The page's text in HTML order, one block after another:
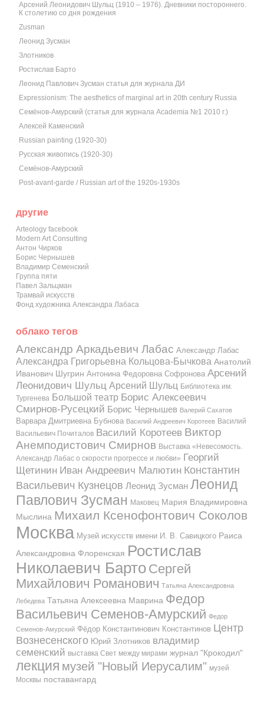
Арсений Леонидович Шульц (1910 – 1976). Дневники постороннего.
К столетию со дня рождения
Zusman
Леонид Зусман
Злотников
Ростислав Барто
Леонид Павлович Зусман статья для журнала ДИ
Expressionism: The aesthetics of marginal art in 20th century Russia
Семёнов-Амурский (статья для журнала Academia №1 2010 г.)
Алексей Каменский
Russian painting (1920-30)
Русская живопись (1920-30)
Семёнов-Амурский
Post-avant-garde / Russian art of the 1920s-1930s
другие
Arteology facebook
Modern Art Consulting
Антон Чирков
Борис Чернышев
Владимир Семенский
Группа пяти
Павел Зальцман
Трамвай искусств
Фонд художника Александра Лабаса
облако тегов
Александр Аркадьевич Лабас Александр Лабас
Александра Григорьевна Кольцова-Бычкова Анатолий
Иванович Шугрин Антонина Федоровна Софронова Арсений
Леонидович Шульц Арсений Шульц Библиотека им.
Тургенева Большой театр Борис Алексеевич
Смирнов-Русецкий Борис Чернышев Валерий Сахатов
Варвара Дмитриевна Бубнова Василий Андреевич Коротеев Василий
Васильевич Почиталов Василий Коротеев Виктор
Анемподистович Смирнов Выставка «Невесомость.
Александр Лабас о скорости прогрессе и любви»
Георгий
Щетинин Иван Андреевич Малютин Константин
Васильевич Кузнецов Леонид Зусман Леонид
Павлович Зусман
Маковец Мария Владимировна
Мыслина Михаил Ксенофонтович Соколов
Москва Музей искусств имени И. В. Савицкого Раиса
Александровна Флоренская Ростислав
Николаевич Барто Сергей
Михайлович Романович Татьяна Александровна
Лебедева Татьяна Алексеевна Маврина Федор
Васильевич Семенов-Амурский Федор
Семенов-Амурский Фёдор Константинович Константинов Центр
Вознесенского Юрий Злотников владимир
семенский выставка Свет между мирами журнал "Крокодил"
лекция музей "Новый Иерусалим" музей
Москвы поставангард